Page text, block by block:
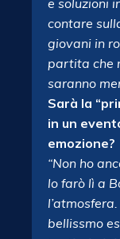
e soluzioni
contare
giovani in
partita che
saranno
Sarà la
in un
emozione?
“Non ho
lo farò lì a
bellissmo